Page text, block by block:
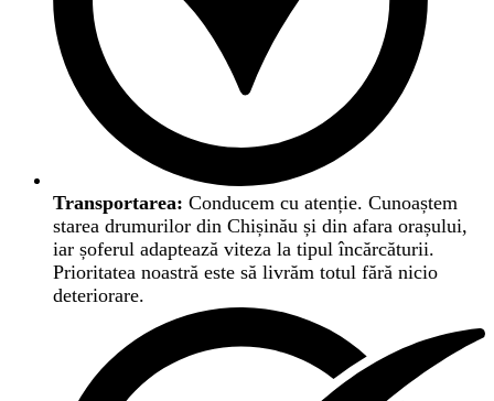
Transportarea: Conducem cu atenție. Cunoaștem
starea drumurilor din Chișinău și din afara orașului,
iar șoferul adaptează viteza la tipul încărcăturii.
Prioritatea noastră este să livrăm totul fără nicio
deteriorare.